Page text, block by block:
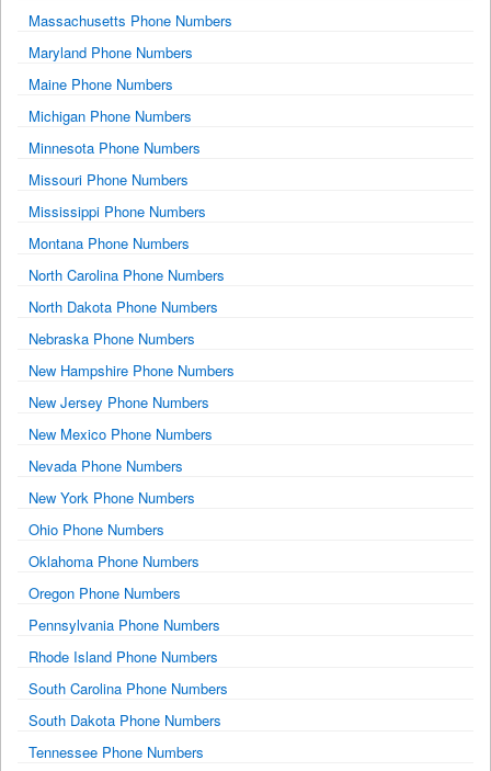
Massachusetts Phone Numbers
Maryland Phone Numbers
Maine Phone Numbers
Michigan Phone Numbers
Minnesota Phone Numbers
Missouri Phone Numbers
Mississippi Phone Numbers
Montana Phone Numbers
North Carolina Phone Numbers
North Dakota Phone Numbers
Nebraska Phone Numbers
New Hampshire Phone Numbers
New Jersey Phone Numbers
New Mexico Phone Numbers
Nevada Phone Numbers
New York Phone Numbers
Ohio Phone Numbers
Oklahoma Phone Numbers
Oregon Phone Numbers
Pennsylvania Phone Numbers
Rhode Island Phone Numbers
South Carolina Phone Numbers
South Dakota Phone Numbers
Tennessee Phone Numbers